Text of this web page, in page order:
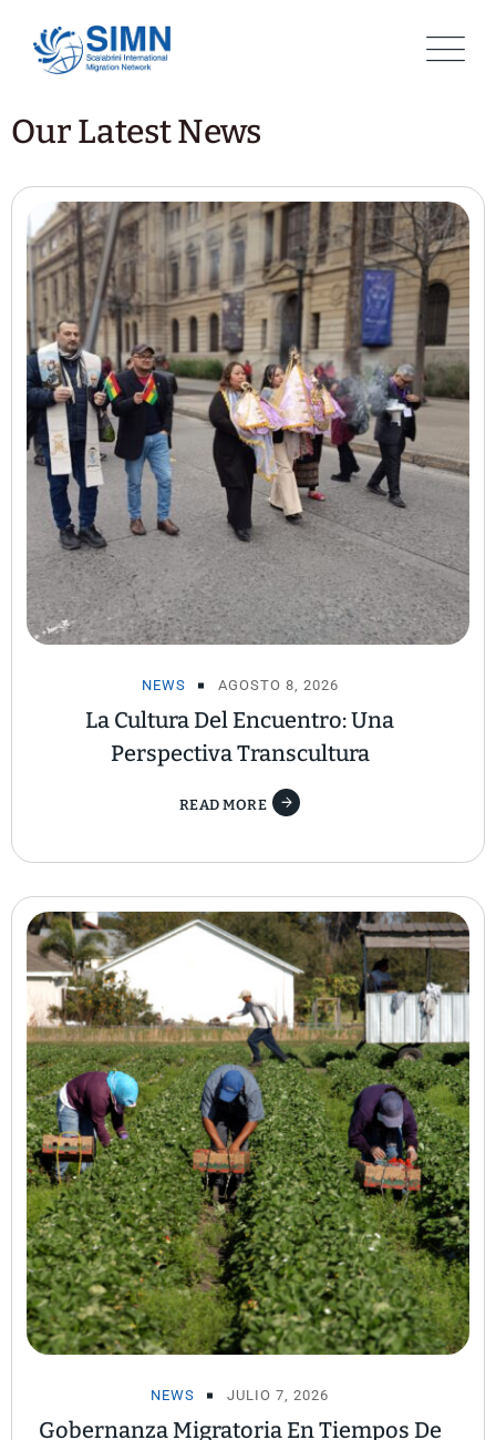
Our Latest News
NEWS AGOSTO 8, 2026
La Cultura Del Encuentro: Una
Perspectiva Transcultura
READ MORE
NEWS JULIO 7, 2026
Gobernanza Migratoria En Tiempos De